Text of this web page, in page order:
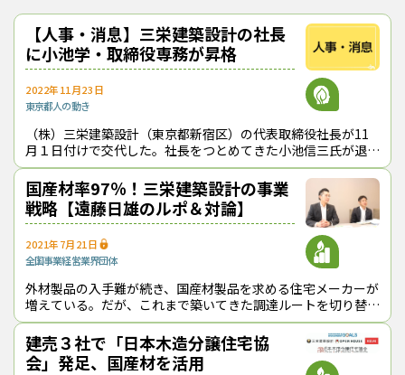
【人事・消息】三栄建築設計の社長
に小池学・取締役専務が昇格
2022年11月23日
東京都人の動き
（株）三栄建築設計（東京都新宿区）の代表取締役社長が11
月１日付けで交代した。社長をつとめてきた小池信三氏が退任
し、後任として同社の代表取締役専務である小池学氏が社長に
昇格した。なお、小池信三氏は、
国産材率97％！三栄建築設計の事業
戦略【遠藤日雄のルポ＆対論】
2021年7月21日
全国事業経営業界団体
外材製品の入手難が続き、国産材製品を求める住宅メーカーが
増えている。だが、これまで築いてきた調達ルートを切り替え
るのは簡単ではなく、現場では戸惑いや混乱がみられる
*1*2*3。そうした中で、一歩先を行
建売３社で「日本木造分譲住宅協
会」発足、国産材を活用